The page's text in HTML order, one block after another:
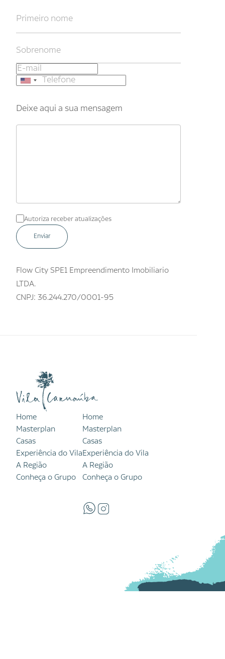
Deixe aqui a sua mensagem
Autoriza receber atualizações
Flow City SPE1 Empreendimento Imobiliario
LTDA.
CNPJ: 36.244.270/0001-95
Home
Masterplan
Casas
Experiência do Vila
A Região
Conheça o Grupo
Home
Masterplan
Casas
Experiência do Vila
A Região
Conheça o Grupo